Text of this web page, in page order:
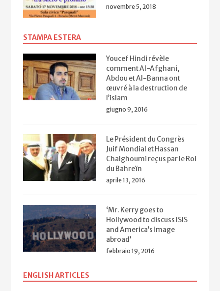
novembre 5, 2018
STAMPA ESTERA
Youcef Hindi révèle
comment Al-Afghani,
Abdou et Al-Banna ont
œuvré à la destruction de
l’islam
giugno 9, 2016
Le Président du Congrès
Juif Mondial et Hassan
Chalghoumi reçus par le Roi
du Bahreïn
aprile 13, 2016
‘Mr. Kerry goes to
Hollywood to discuss ISIS
and America’s image
abroad’
febbraio 19, 2016
ENGLISH ARTICLES